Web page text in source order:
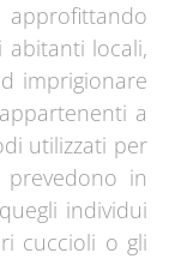
abitanti locali,
imprigionare
a
utilizzati per
in
individui
cuccioli o gli